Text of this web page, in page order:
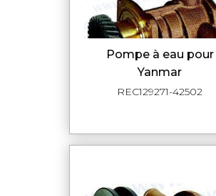
Pompe à eau pour
Yanmar
REC129271-42502